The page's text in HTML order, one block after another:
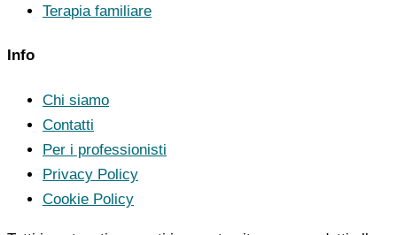
Terapia familiare
Info
Chi siamo
Contatti
Per i professionisti
Privacy Policy
Cookie Policy